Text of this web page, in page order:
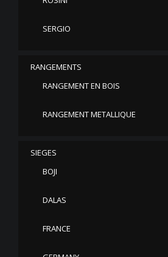
SERGIO
RANGEMENTS
RANGEMENT EN BOIS
RANGEMENT METALLIQUE
SIEGES
BOJI
DALAS
FRANCE